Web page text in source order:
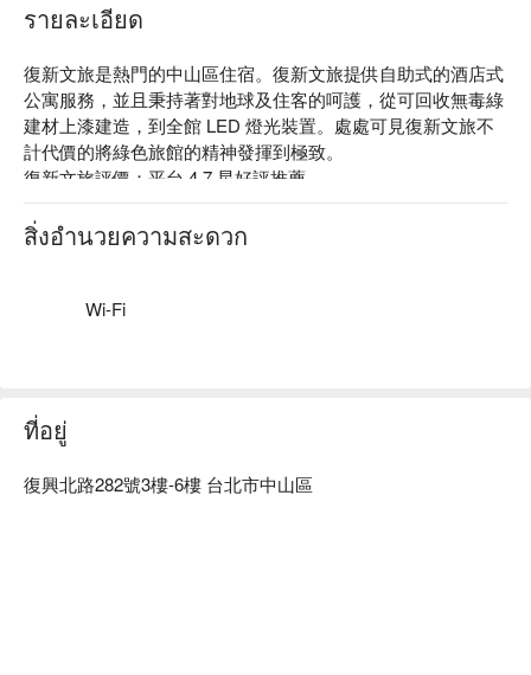
รายละเอียด
復新文旅是熱門的中山區住宿。復新文旅提供自助式的酒店式
公寓服務，並且秉持著對地球及住客的呵護，從可回收無毒綠
建材上漆建造，到全館 LED 燈光裝置。處處可見復新文旅不
計代價的將綠色旅館的精神發揮到極致。
復新文旅評價：平台 4.7 星好評推薦
復新文旅推薦：距離捷運中山國中站約 3 分鐘步行時間，鄰近
松山機場。旅店提供優良品牌的硬體設備和寢具用品以及免費
สิ่งอำนวยความสะดวก
Wi-Fi
ที่อยู่
復興北路282號3樓-6樓 台北市中山區